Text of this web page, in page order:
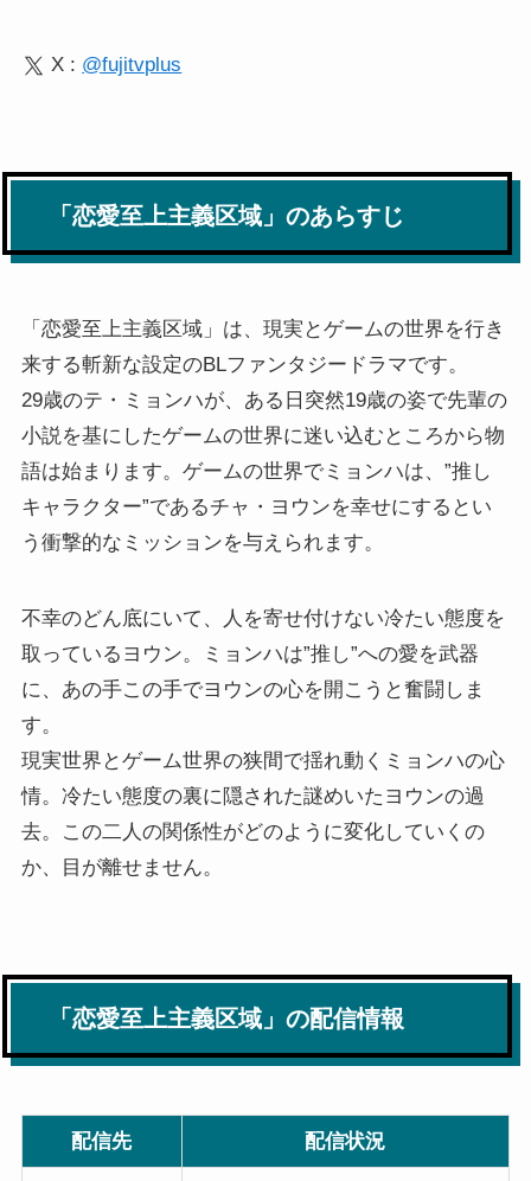
X : @fujitvplus
「恋愛至上主義区域」のあらすじ
「恋愛至上主義区域」は、現実とゲームの世界を行き
来する斬新な設定のBLファンタジードラマです。
29歳のテ・ミョンハが、ある日突然19歳の姿で先輩の
小説を基にしたゲームの世界に迷い込むところから物
語は始まります。ゲームの世界でミョンハは、”推し
キャラクター”であるチャ・ヨウンを幸せにするとい
う衝撃的なミッションを与えられます。
不幸のどん底にいて、人を寄せ付けない冷たい態度を
取っているヨウン。ミョンハは”推し”への愛を武器
に、あの手この手でヨウンの心を開こうと奮闘しま
す。
現実世界とゲーム世界の狭間で揺れ動くミョンハの心
情。冷たい態度の裏に隠された謎めいたヨウンの過
去。この二人の関係性がどのように変化していくの
か、目が離せません。
「恋愛至上主義区域」の配信情報
配信先 配信状況